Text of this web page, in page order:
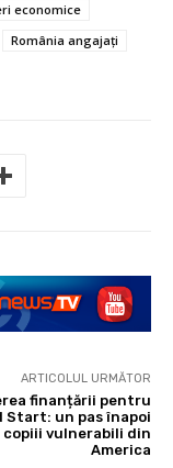
economice
România angajați
ARTICOLUL URMĂTOR
finanțării pentru
Start: un pas înapoi
vulnerabili din
America